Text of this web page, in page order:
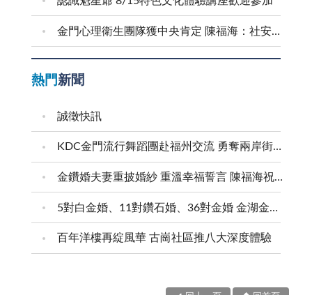
金門心理衛生團隊獲中央肯定 陳福海：社安網核心是「人」 持續守護鄉親心理健康
熱門新聞
誠徵快訊
KDC金門流行舞蹈團赴福州交流 勇奪兩岸街舞賽三等獎
金鑽婚夫妻重披婚紗 重溫幸福誓言 陳福海祝福牽手半世紀 情深相守成典範
5對白金婚、11對鑽石婚、36對金婚 金湖金沙夫妻共享榮耀時刻 陳福海表揚金鑽婚夫妻 向半世紀相守家庭典範致敬
百年洋樓再綻風華 古崗社區推八大深度體驗